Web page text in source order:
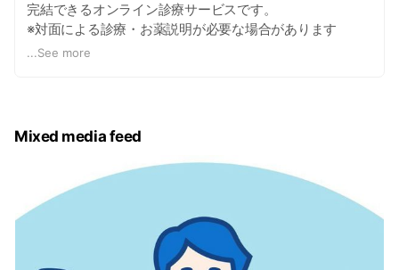
完結できるオンライン診療サービスです。
※対面による診療・お薬説明が必要な場合があります
...See more
Mixed media feed